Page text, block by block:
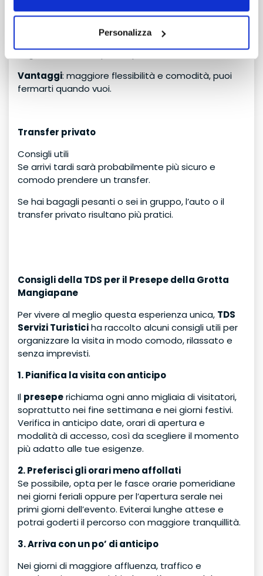
Personalizza
Partendo dall’aeroporto, prendi l’autostrada/strada
principale verso ovest (ad esempio l' Autostrada
A29 che collega Palermo con la zona di Trapani) e
segui le indicazioni per Trapani/Custonaci.
Vantaggi: maggiore flessibilità e comodità, puoi
fermarti quando vuoi.
Transfer privato
Consigli utili
Se arrivi tardi sarà probabilmente più sicuro e
comodo prendere un transfer.
Se hai bagagli pesanti o sei in gruppo, l’auto o il
transfer privato risultano più pratici.
Consigli della TDS per il Presepe della Grotta
Mangiapane
Per vivere al meglio questa esperienza unica, TDS
Servizi Turisticiha raccolto alcuni consigli utili per
organizzare la visita in modo comodo, rilassato e
senza imprevisti.
1. Pianifica la visita con anticipo
Il preseperichiama ogni anno migliaia di visitatori,
soprattutto nei fine settimana e nei giorni festivi.
Verifica in anticipo date, orari di apertura e
modalità di accesso, così da scegliere il momento
più adatto alle tue esigenze.
2. Preferisci gli orari meno affollati
Se possibile, opta per le fasce orarie pomeridiane
nei giorni feriali oppure per l’apertura serale nei
primi giorni dell’evento. Eviterai lunghe attese e
potrai goderti il percorso con maggiore tranquillità.
3. Arriva con un po’ di anticipo
Nei giorni di maggiore affluenza, traffico e